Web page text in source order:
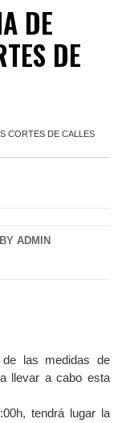
DE
DE
CORTES DE CALLES
BY ADMIN
las medidas de
llevar a cabo esta
tendrá lugar la